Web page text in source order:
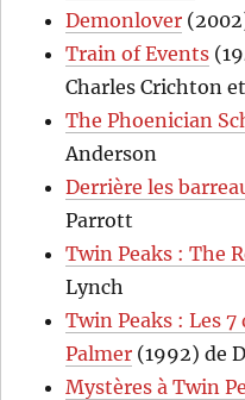
Demonlover
Train of Events
Charles Crichton
The Phoenician
Anderson
Derrière les
Parrott
Twin Peaks : The
Lynch
Twin Peaks : Les
Palmer (1992) de
Mystères à Twin